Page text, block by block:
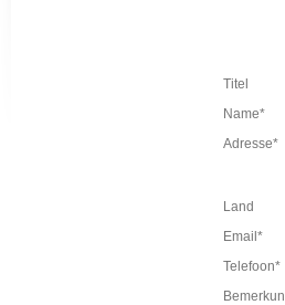
Titel
Name*
Adresse*
Land
Email*
Telefoon*